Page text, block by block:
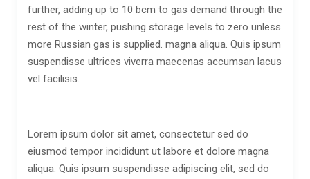
further, adding up to 10 bcm to gas demand through the
rest of the winter, pushing storage levels to zero unless
more Russian gas is supplied. magna aliqua. Quis ipsum
suspendisse ultrices viverra maecenas accumsan lacus
vel facilisis.
Lorem ipsum dolor sit amet, consectetur sed do
eiusmod tempor incididunt ut labore et dolore magna
aliqua. Quis ipsum suspendisse adipiscing elit, sed do